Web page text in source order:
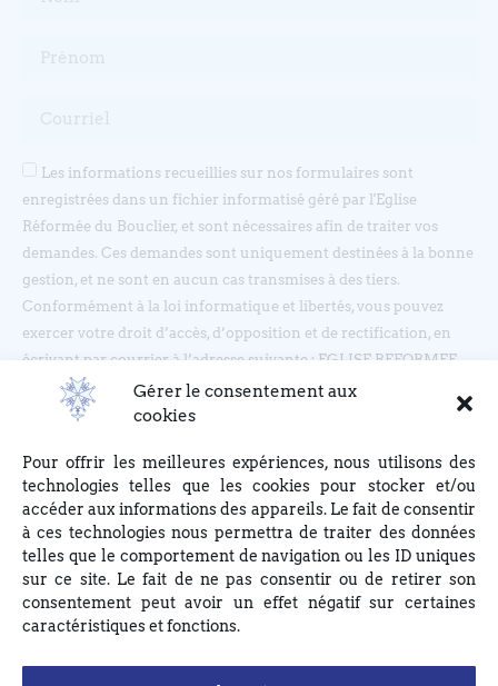
Gérer le consentement aux
cookies
Pour offrir les meilleures expériences, nous utilisons des
technologies telles que les cookies pour stocker et/ou
accéder aux informations des appareils. Le fait de consentir
à ces technologies nous permettra de traiter des données
telles que le comportement de navigation ou les ID uniques
sur ce site. Le fait de ne pas consentir ou de retirer son
consentement peut avoir un effet négatif sur certaines
caractéristiques et fonctions.
Les informations recueillies sur nos formulaires sont
enregistrées dans un fichier informatisé géré par l'Eglise
Réformée du Bouclier, et sont nécessaires afin de traiter vos
demandes. Ces demandes sont uniquement destinées à la bonne
gestion, et ne sont en aucun cas transmises à des tiers.
Conformément à la loi informatique et libertés, vous pouvez
exercer votre droit d’accès, d’opposition et de rectification, en
écrivant par courrier à l’adresse suivante : EGLISE REFORMEE
DU BOUCLIER, 4 rue du Bouclier, 67000 STRASBOURG ou en
écrivant à eglise(at)lebouclier.fr
Je m'abonne